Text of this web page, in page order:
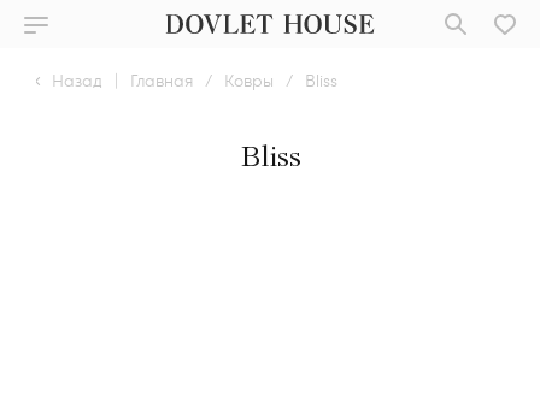
Назад | Главная / Ковры / Bliss
Bliss